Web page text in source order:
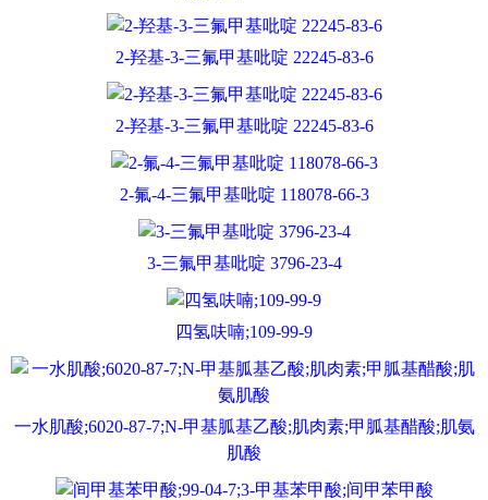
2-羟基-3-三氟甲基吡啶 22245-83-6
2-羟基-3-三氟甲基吡啶 22245-83-6
2-氟-4-三氟甲基吡啶 118078-66-3
3-三氟甲基吡啶 3796-23-4
四氢呋喃;109-99-9
一水肌酸;6020-87-7;N-甲基胍基乙酸;肌肉素;甲胍基醋酸;肌氨
肌酸